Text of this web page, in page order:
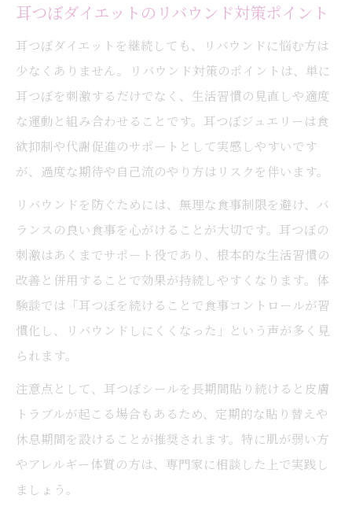
耳つぼダイエットのリバウンド対策ポイント
耳つぼダイエットを継続しても、リバウンドに悩む方は
少なくありません。リバウンド対策のポイントは、単に
耳つぼを刺激するだけでなく、生活習慣の見直しや適度
な運動と組み合わせることです。耳つぼジュエリーは食
欲抑制や代謝促進のサポートとして実感しやすいです
が、過度な期待や自己流のやり方はリスクを伴います。
リバウンドを防ぐためには、無理な食事制限を避け、バ
ランスの良い食事を心がけることが大切です。耳つぼの
刺激はあくまでサポート役であり、根本的な生活習慣の
改善と併用することで効果が持続しやすくなります。体
験談では「耳つぼを続けることで食事コントロールが習
慣化し、リバウンドしにくくなった」という声が多く見
られます。
注意点として、耳つぼシールを長期間貼り続けると皮膚
トラブルが起こる場合もあるため、定期的な貼り替えや
休息期間を設けることが推奨されます。特に肌が弱い方
やアレルギー体質の方は、専門家に相談した上で実践し
ましょう。